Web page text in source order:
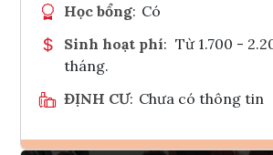
Học bổng: Có
Sinh hoạt phí: Từ 1.700 -
tháng.
ĐỊNH CƯ: Chưa có thông tin